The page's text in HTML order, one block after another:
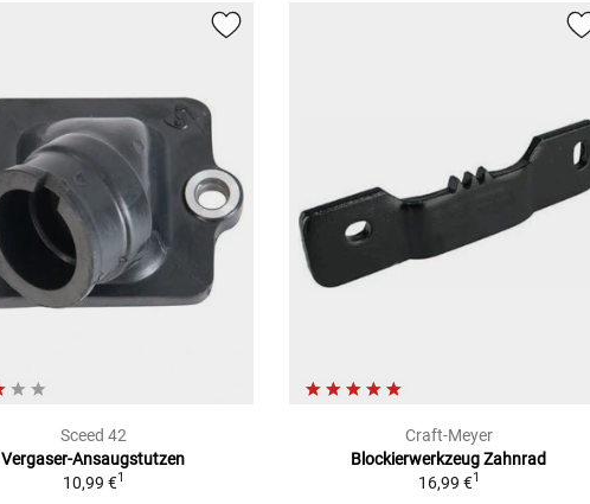
Sceed 42
Vergaser-Ansaugstutzen
10,99 €1
Craft-Meyer
Blockierwerkzeug Zahnrad
16,99 €1